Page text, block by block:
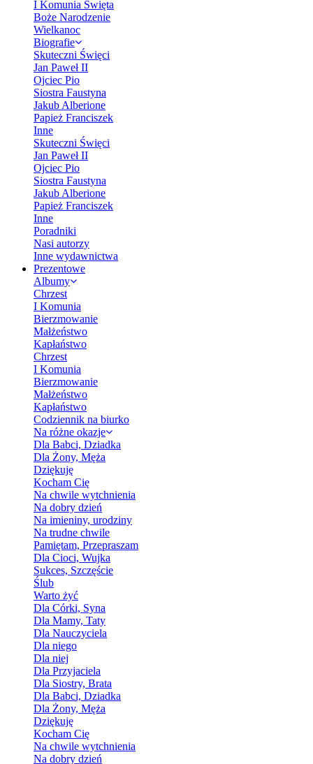
I Komunia Święta
Boże Narodzenie
Wielkanoc
Biografie
Skuteczni Święci
Jan Paweł II
Ojciec Pio
Siostra Faustyna
Jakub Alberione
Papież Franciszek
Inne
Skuteczni Święci
Jan Paweł II
Ojciec Pio
Siostra Faustyna
Jakub Alberione
Papież Franciszek
Inne
Poradniki
Nasi autorzy
Inne wydawnictwa
Prezentowe
Albumy
Chrzest
I Komunia
Bierzmowanie
Małżeństwo
Kapłaństwo
Chrzest
I Komunia
Bierzmowanie
Małżeństwo
Kapłaństwo
Codziennik na biurko
Na różne okazje
Dla Babci, Dziadka
Dla Żony, Męża
Dziękuję
Kocham Cię
Na chwile wytchnienia
Na dobry dzień
Na imieniny, urodziny
Na trudne chwile
Pamiętam, Przepraszam
Dla Cioci, Wujka
Sukces, Szczęście
Ślub
Warto żyć
Dla Córki, Syna
Dla Mamy, Taty
Dla Nauczyciela
Dla niego
Dla niej
Dla Przyjaciela
Dla Siostry, Brata
Dla Babci, Dziadka
Dla Żony, Męża
Dziękuję
Kocham Cię
Na chwile wytchnienia
Na dobry dzień